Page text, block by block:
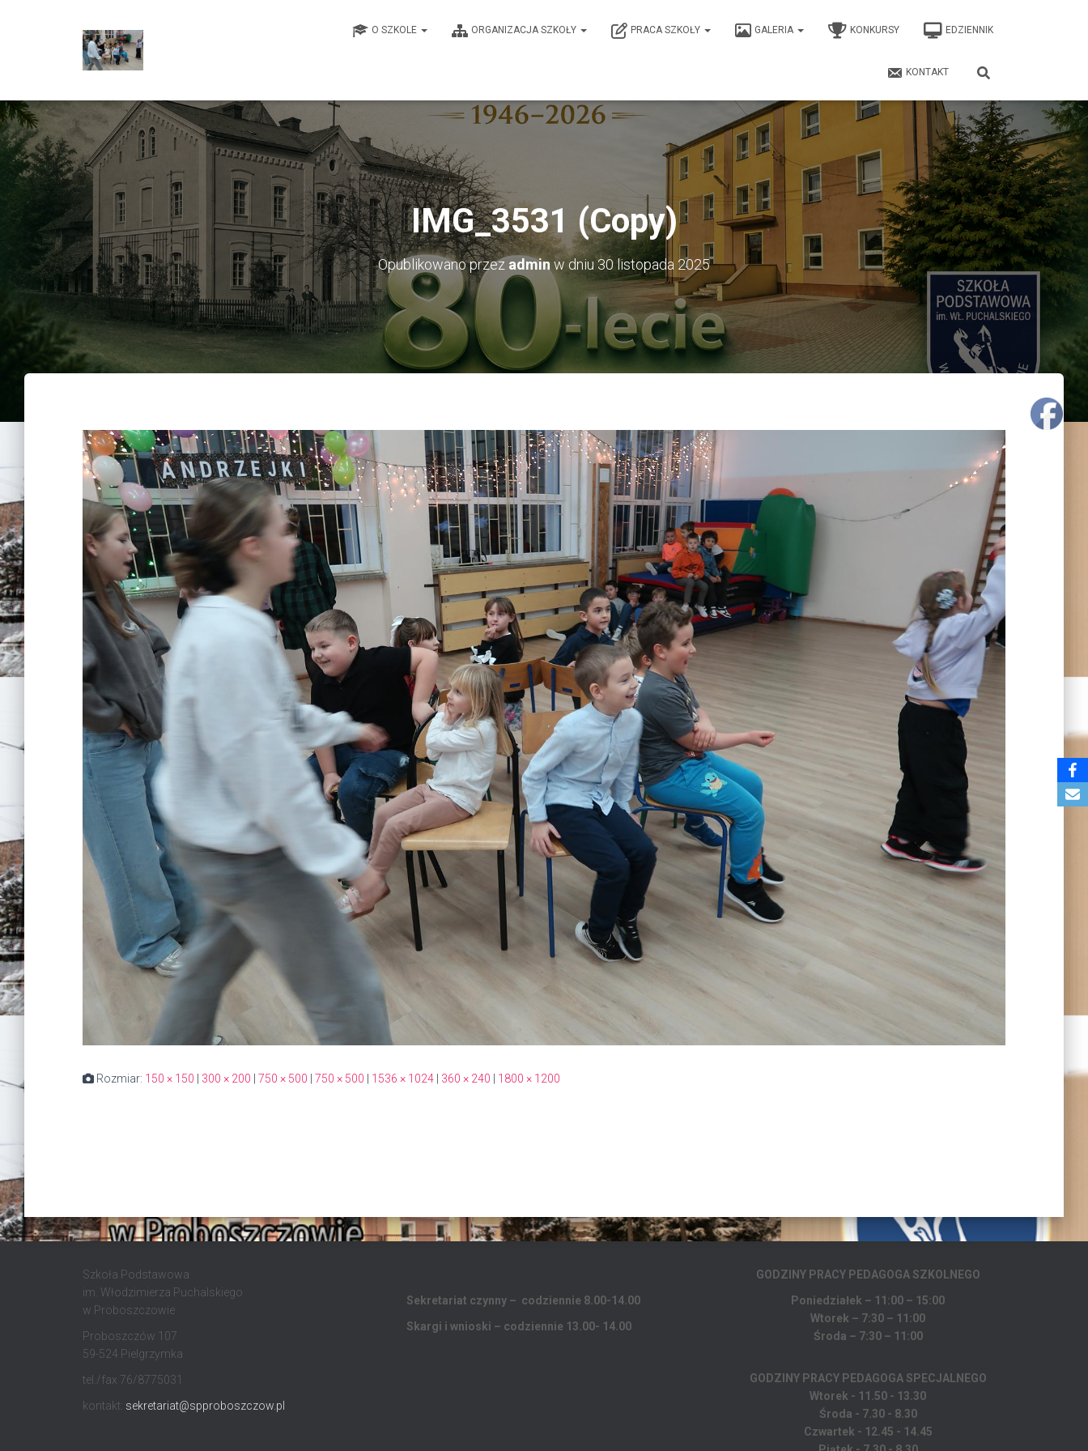
O SZKOLE ORGANIZACJA SZKOŁY PRACA SZKOŁY GALERIA KONKURSY EDZIENNIK
KONTAKT
IMG_3531 (Copy)
Opublikowano przez admin w dniu30 listopada 2025
Rozmiar: 150 × 150 300 × 200 750 × 500 750 × 500 1536 × 1024 360 × 240 1800 × 1200
Szkoła Podstawowa
im. Włodzimierza Puchalskiego
w Proboszczowie
Proboszczów 107
59-524 Pielgrzymka
tel./fax 76/8775031
kontakt: sekretariat@spproboszczow.pl
Sekretariat czynny – codziennie 8.00-14.00
Skargi i wnioski – codziennie 13.00- 14.00
GODZINY PRACY PEDAGOGA SZKOLNEGO
Poniedziałek – 11:00 – 15:00
Wtorek – 7:30 – 11:00
Środa – 7:30 – 11:00
GODZINY PRACY PEDAGOGA SPECJALNEGO
Wtorek - 11.50 - 13.30
Środa - 7.30 - 8.30
Czwartek - 12.45 - 14.45